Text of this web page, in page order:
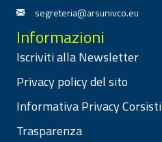
segreteria@arsunivco.eu
Informazioni
Iscriviti alla Newsletter
Privacy policy del sito
Informativa Privacy Corsisti
Trasparenza